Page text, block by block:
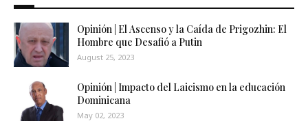
Opinión | El Ascenso y la Caída de Prigozhin: El
Hombre que Desafió a Putin
August 25, 2023
Opinión | Impacto del Laicismo en la educación
Dominicana
May 02, 2023